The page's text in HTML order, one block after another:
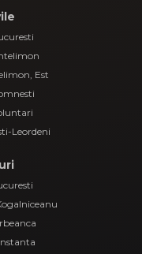
Est
Leordeni